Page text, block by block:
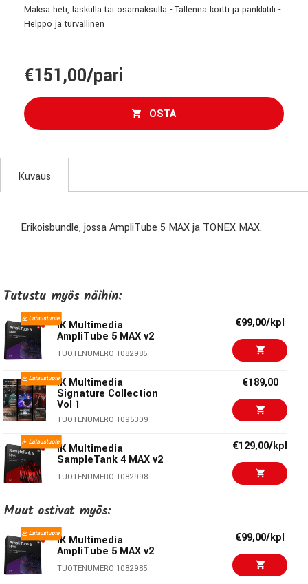
Maksa heti, laskulla tai osamaksulla - Tallenna kortti ja pankkitili -
Helppo ja turvallinen
€151,00/pari
OSTA
Kuvaus
Erikoisbundle, jossa AmpliTube 5 MAX ja TONEX MAX.
Tutustu myös näihin:
IK Multimedia
AmpliTube 5 MAX v2
TUOTENUMERO 1082985
€99,00/kpl
IK Multimedia
Signature Collection
Vol 1
TUOTENUMERO 1095309
€189,00
IK Multimedia
SampleTank 4 MAX v2
TUOTENUMERO 1082998
€129,00/kpl
Universal Audio LUNA
Pro Bundle v2
TUOTENUMERO 1094204
IK Multimedia Modo €339,00/kpl
Muut ostivat myös:
IK Multimedia
AmpliTube 5 MAX v2
TUOTENUMERO 1082985
€99,00/kpl